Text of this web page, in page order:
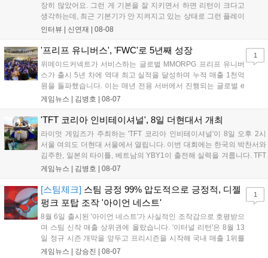
장히 많았어요. 그런 게 기본을 잘 지키면서 하면 리턴이 크다고
생각하는데, 최근 기본기가 안 지켜지고 있는 상태로 그런 플레이
를 추구하다 보니까 팀적으로 안 좋은 사고가 계속 많이 났던 것
LoL 챔피언스 코리아(LCK)'...
인터뷰 | 신연재 | 08-08
'프리프 유니버스', 'FWC'로 5년째 성장
위메이드커넥트가 서비스하는 글로벌 MMORPG 프리프 유니버
스가 출시 5년 차에 역대 최고 실적을 달성하며 누적 매출 1천억
원을 돌파했습니다. 이는 매년 전용 서버에서 진행되는 글로벌 e
스포츠 대회 FWC의 영향이 큽니다. FWC는 이용자가 동일한 조
은 전년 대비 매출과 이용자 지표가 대폭 상승하는 성과를 냈습니
FWC 그랜드 파이널이 개최될 예정이며, 위메이드커넥트는 이를
통해 커뮤니티 중심의 장기 성장 모델을 지속할 방침입니다....
게임뉴스 | 김병호 | 08-07
1
'TFT 코리아 인비테이셔널', 8일 더현대서 개최
라이엇 게임즈가 주최하는 'TFT 코리아 인비테이셔널'이 8일 오후 2시
서울 여의도 더현대 서울에서 열립니다. 이번 대회에는 한국의 박찬서와
김주한, 일본의 타이틀, 베트남의 YBY1이 출전해 실력을 겨룹니다. TFT
는 소속팀 없이 개인 자격으로 참가하는 독특한 대회 구조를 가지며, 누
17일까지 이어지는 이번 행사는 신규 세트 체험과 공연 등 다양한 즐길
거리를 제공하며, 이후 현대백화점 판교점에서도 행사가 이어질 예정입
니다. 연말에는 라스베이거스 오픈이 개최됩니다....
게임뉴스 | 김병호 | 08-07
[스팀체크] 스팀 긍정 99% 압도적으로 긍정적, 디젤
펑크 포탑 조작 '아이언 네스트'
8월 6일 출시된 '아이언 네스트'가 사실적인 조작감으로 호평받으
며 스팀 신작 매출 상위권에 올랐습니다. '이터널 리턴'은 8월 13
일 정규 시즌 개막을 앞두고 프리시즌을 시작해 국내 매출 1위를
기록했습니다. 25주년을 맞은 '고스트 리콘' 시리즈는 8월 6일 쇼
게임뉴스 | 강승진 | 08-07
1